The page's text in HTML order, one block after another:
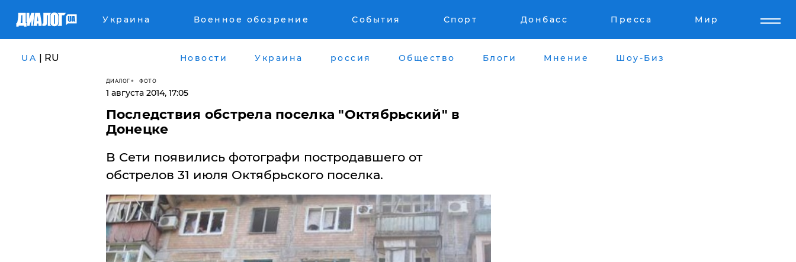
Украина Военное обозрение События Спорт Донбасс Пресса Мир
UA | RU Новости Украина россия Общество Блоги Мнение Шоу-Биз
ДИАЛОГ ФОТО
1 августа 2014, 17:05
Последствия обстрела поселка "Октябрьский" в
Донецке
В Сети появились фотографи постродавшего от
обстрелов 31 июля Октябрьского поселка.